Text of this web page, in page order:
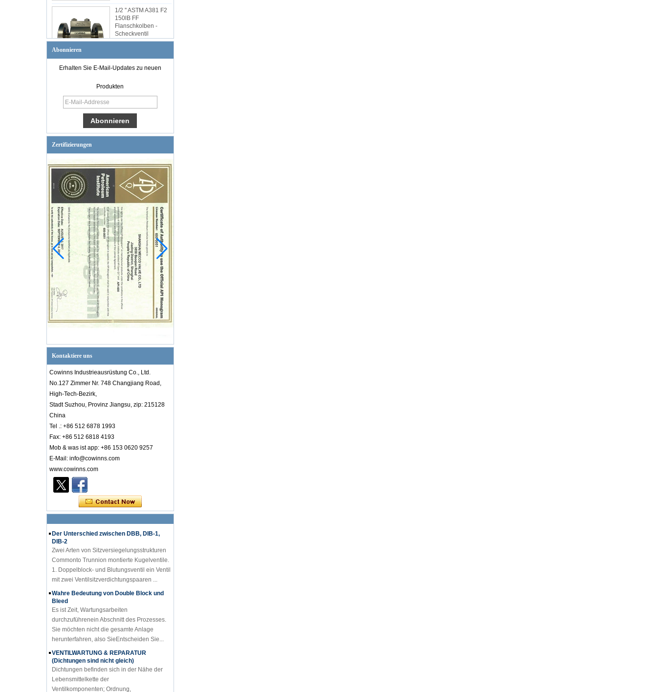
1/2 '' ASTM A381 F2
150lB FF
Flanschkolben -
Scheckventil
Abonnieren
Erhalten Sie E-Mail-Updates zu neuen
Produkten
Zertifizierungen
Kontaktiere uns
Cowinns Industrieausrüstung Co., Ltd.
No.127 Zimmer Nr. 748 Changjiang Road,
High-Tech-Bezirk,
Stadt Suzhou, Provinz Jiangsu, zip: 215128
China
Tel .: +86 512 6878 1993
Fax: +86 512 6818 4193
Mob & was ist app: +86 153 0620 9257
E-Mail: info@cowinns.com
www.cowinns.com
Einführung in das PID-Diagramm
Kenntnisse der Ventilindustrie
Einführungzu PID-Diagramm Wissender
Ventilindustrie PID-Diagramm ist
dastechnischer Kern der Fabrikproduktion.
Ob es sich um einen Ingenieur aus eine...
Zwei Arten von Sitzversiegelungsstrukturen
Commonto Trunnion montierte Kugelventile.
1. Doppelblock- und Blutungsventil ein Ventil
mit zwei Ventilsitzverdichtungspaaren ...
Wahre Bedeutung von Double Block und
Es ist Zeit, Wartungsarbeiten
durchzuführenein Abschnitt des Prozesses.
Sie möchten nicht die gesamte Anlage
herunterfahren, also SieEntscheiden Sie...
VENTILWARTUNG & REPARATUR
Dichtungen befinden sich in der Nähe der
Lebensmittelkette der
Ventilkomponenten; Ordnung,
Körpermaterialien und Verpackung scheinen